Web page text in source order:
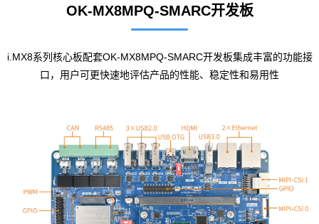
OK-MX8MPQ-SMARC开发板
i.MX8系列核心板配套OK-MX8MPQ-SMARC开发板集成丰富的功能接
口，用户可更快速地评估产品的性能、稳定性和易用性